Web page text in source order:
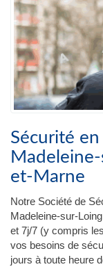
Sécurité
et-Marne
Notre Société de
Madeleine-sur-
et 7j/7 (y compris
vos besoins de
jours à toute heure